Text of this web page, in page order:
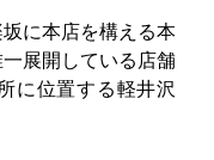
に本店を構える本
展開している店舗
に位置する軽井沢